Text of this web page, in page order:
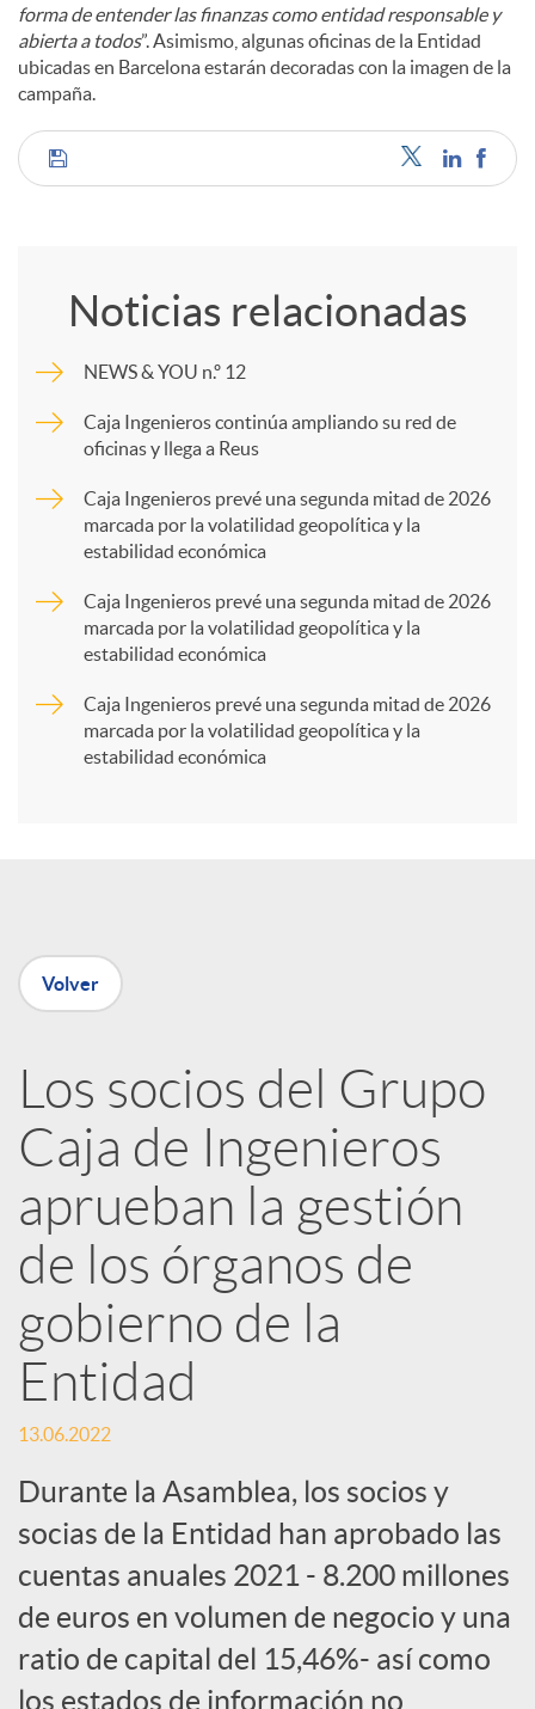
forma de entender las finanzas como entidad responsable y
abierta a todos”. Asimismo, algunas oficinas de la Entidad
ubicadas en Barcelona estarán decoradas con la imagen de la
campaña.
C
p
a
n
e
d
e
s
S
o
c
i
Noticias relacionadas
NEWS & YOU n.º 12
Caja Ingenieros continúa ampliando su red de
oficinas y llega a Reus
Caja Ingenieros prevé una segunda mitad de 2026
marcada por la volatilidad geopolítica y la
estabilidad económica
Caja Ingenieros prevé una segunda mitad de 2026
marcada por la volatilidad geopolítica y la
estabilidad económica
Caja Ingenieros prevé una segunda mitad de 2026
marcada por la volatilidad geopolítica y la
estabilidad económica
Volver
Los socios del Grupo
Caja de Ingenieros
aprueban la gestión
de los órganos de
gobierno de la
Entidad
13.06.2022
Durante la Asamblea, los socios y
socias de la Entidad han aprobado las
cuentas anuales 2021 - 8.200 millones
de euros en volumen de negocio y una
ratio de capital del 15,46%- así como
los estados de información no